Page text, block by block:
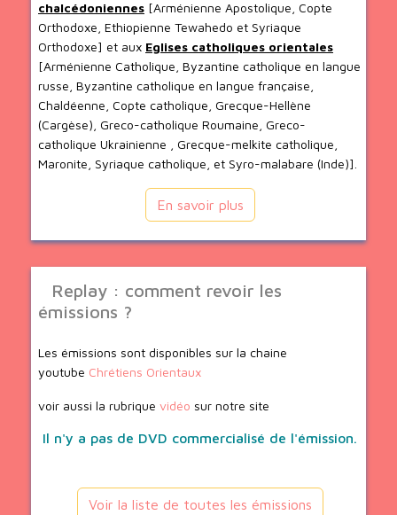
chalcédoniennes [Arménienne Apostolique, Copte
Orthodoxe, Ethiopienne Tewahedo et Syriaque
Orthodoxe] et aux Eglises catholiques orientales
[Arménienne Catholique, Byzantine catholique en langue
russe, Byzantine catholique en langue française,
Chaldéenne, Copte catholique, Grecque-Hellène
(Cargèse), Greco-catholique Roumaine, Greco-
catholique Ukrainienne , Grecque-melkite catholique,
Maronite, Syriaque catholique, et Syro-malabare (Inde)].
En savoir plus
Replay : comment revoir les
émissions ?
Les émissions sont disponibles sur la chaine
youtube Chrétiens Orientaux
voir aussi la rubrique vidéo sur notre site
Il n'y a pas de DVD commercialisé de l'émission.
Voir la liste de toutes les émissions